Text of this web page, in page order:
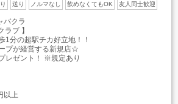
送り ノルマなし 飲めなくてもOK 友人同士歓迎
バクラ
ラブ 】
1分の超駅チカ好立地！！
プが経営する新規店☆
レゼント！ ※規定あり
以上